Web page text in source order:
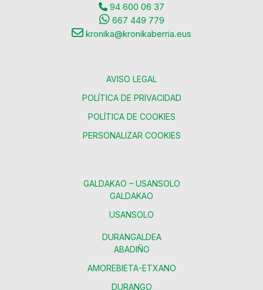
94 600 06 37
667 449 779
kronika@kronikaberria.eus
AVISO LEGAL
POLÍTICA DE PRIVACIDAD
POLÍTICA DE COOKIES
PERSONALIZAR COOKIES
GALDAKAO – USANSOLO
GALDAKAO
USANSOLO
DURANGALDEA
ABADIÑO
AMOREBIETA-ETXANO
DURANGO